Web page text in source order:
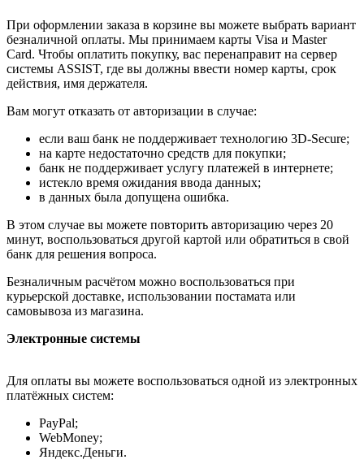
При оформлении заказа в корзине вы можете выбрать вариант
безналичной оплаты. Мы принимаем карты Visa и Master
Card. Чтобы оплатить покупку, вас перенаправит на сервер
системы ASSIST, где вы должны ввести номер карты, срок
действия, имя держателя.
Вам могут отказать от авторизации в случае:
если ваш банк не поддерживает технологию 3D-Secure;
на карте недостаточно средств для покупки;
банк не поддерживает услугу платежей в интернете;
истекло время ожидания ввода данных;
в данных была допущена ошибка.
В этом случае вы можете повторить авторизацию через 20
минут, воспользоваться другой картой или обратиться в свой
банк для решения вопроса.
Безналичным расчётом можно воспользоваться при
курьерской доставке, использовании постамата или
самовывоза из магазина.
Электронные системы
Для оплаты вы можете воспользоваться одной из электронных
платёжных систем:
PayPal;
WebMoney;
Яндекс.Деньги.